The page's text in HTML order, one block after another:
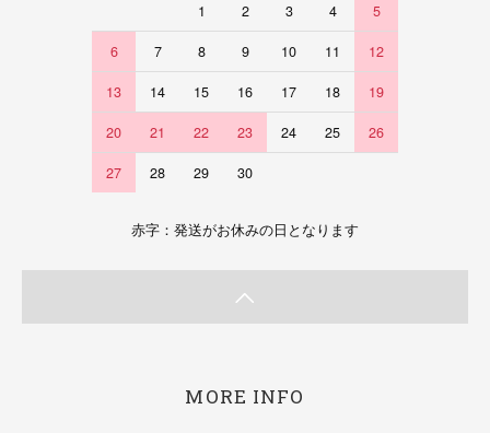
1 2 3 4 5
6 7 8 9 10 11 12
13 14 15 16 17 18 19
20 21 22 23 24 25 26
27 28 29 30
赤字：発送がお休みの日となります
MORE INFO